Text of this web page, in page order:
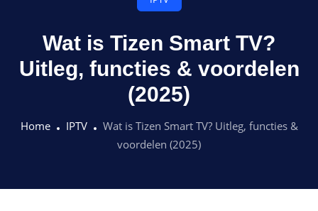
Wat is Tizen Smart TV?
Uitleg, functies & voordelen
(2025)
Home IPTV
Wat is Tizen Smart TV? Uitleg, functies &
voordelen (2025)